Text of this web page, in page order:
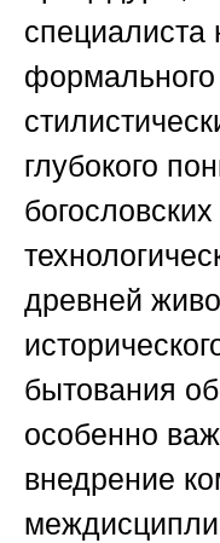
специалиста
глубокого
древней
бытования
особенно
внедрение